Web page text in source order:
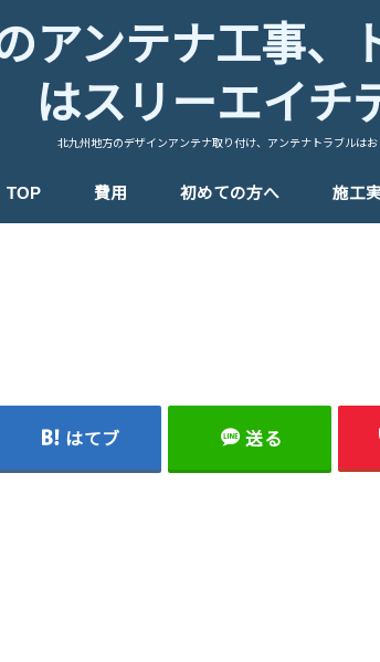
アンテナ工事、
はスリーエイチ
北九州地方のデザインアンテナ取り付け、アンテナトラブルはお
TOP 費用 初めての方へ 施工
はてブ 送る